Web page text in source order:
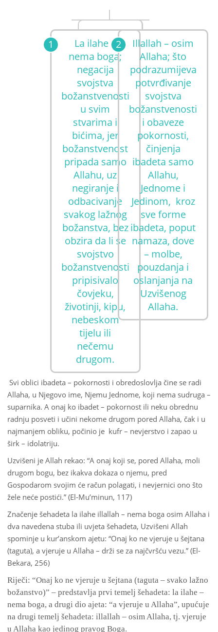
La ilahe –
nema boga;
negacija
svojstva
božanstvenosti
u svim
stvarima i
bićima, jer
božanstvenost
pripada samo
Allahu, uz
negiranje i
odbacivanje
svakog lažnog
božanstva, bez
obzira da li se
svojstvo
božanstvenosti
pripisivalo
čovjeku,
životinji, kipu,
nebeskom
tijelu ili
nečemu
drugom.
Illallah – osim
Allaha; što
podrazumijeva
potvrđivanje
svojstva
božanstvenosti
i obaveze
pokornosti,
činjenja
ibadeta samo
Allahu,
Jednome i
Jedinom, kroz
sve forme
ibadeta, poput
namaza, dove
– molbe,
pouzdanja i
oslanjanja na
Uzvišenog
Allaha.
Svi oblici ibadeta – pokornosti i obredoslovlja čine se radi
Allaha, u Njegovo ime, Njemu Jednome, koji nema sudruga –
suparnika. A onaj ko ibadet – pokornost ili neku obrednu
radnju posveti i učini nekome drugom pored Allaha, čak i u
najmanjem obliku, počinio je kufr – nevjerstvo i zapao u
širk – idolatriju.
Uzvišeni je Allah rekao: “A onaj koji se, pored Allaha, moli
drugom bogu, bez ikakva dokaza o njemu, pred
Gospodarom svojim će račun polagati, i nevjernici ono što
žele neće postići.” (El-Mu’minun, 117)
Značenje šehadeta la ilahe illallah – nema boga osim Allaha i
dva navedena stuba ili uvjeta šehadeta, Uzvišeni Allah
spominje u kur’anskom ajetu: “Onaj ko ne vjeruje u šejtana
(taguta), a vjeruje u Allaha – drži se za najčvršću vezu.” (El-
Bekara, 256)
Riječi: “Onaj ko ne vjeruje u šejtana (taguta – svako lažno
božanstvo)” – predstavlja prvi temelj šehadeta: la ilahe –
nema boga, a drugi dio ajeta: “a vjeruje u Allaha”, upućuje
na drugi temelj šehadeta: illallah – osim Allaha, tj. vjeruje
u Allaha kao jedinog pravog Boga.